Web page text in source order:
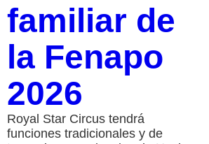
familiar de
la Fenapo
2026
Royal Star Circus tendrá
funciones tradicionales y de